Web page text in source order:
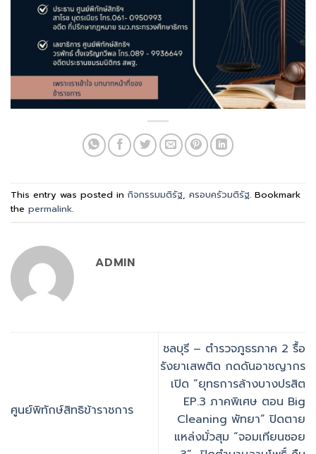
This entry was posted in กิจกรรมมติรัฐ, ครอบครัวมติรัฐ. Bookmark
the permalink.
ADMIN
ศูนย์พิทักษ์สิทธิข้าราชการ
ชลบุรี – ตำรวจภูธรภาค 2 รื้อ
รังยาเสพติด กดดันอาชญากร
เปิด “ยุทธการล้างบางปรสิต
EP.3 ภาคพิเศษ ตอน Big
Cleaning พัทยา” ปิดตาย
แหล่งมั่วสุม “จอมเทียนซอย